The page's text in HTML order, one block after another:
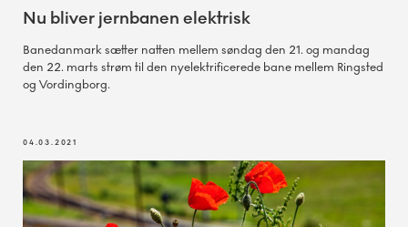
Nu bliver jernbanen elektrisk
Banedanmark sætter natten mellem søndag den 21. og mandag
den 22. marts strøm til den nyelektrificerede bane mellem Ringsted
og Vordingborg.
04.03.2021